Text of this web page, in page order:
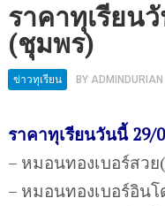
ราคาทุเรียน
(ชุมพร)
ข่าวทุเรียน BY ADMINDURIAN
ราคาทุเรียนวันนี้ 29/
– หมอนทองเบอร์สว
– หมอนทองเบอร์อิน